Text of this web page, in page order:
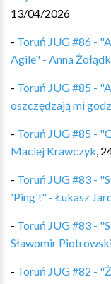
13/04/2026
- Toruń JUG #86 -
Agile" - Anna
- Toruń JUG #85 -
oszczędzają mi
- Toruń JUG #85 -
Maciej Krawczyk,
- Toruń JUG #83 -
'Ping'!" - Łukasz
- Toruń JUG #83 -
Sławomir
- Toruń JUG #82 -